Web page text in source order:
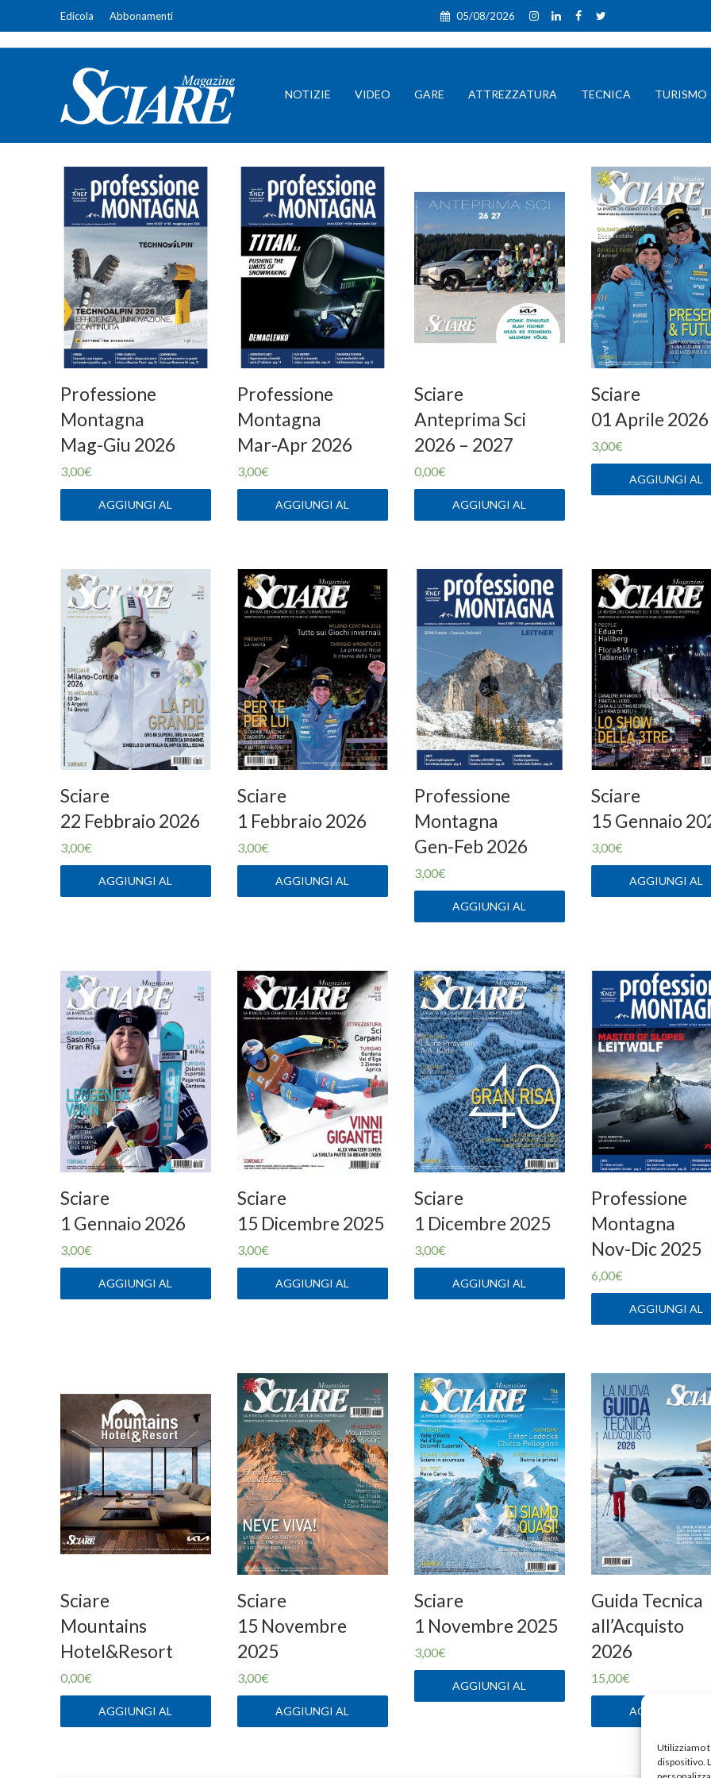
Utilizziamo
dispositivo.
Edicola Abbonamenti 05/08/2026
NOTIZIE VIDEO GARE ATTREZZATURA TECNICA TURISMO
Professione
Montagna
Mag-Giu 2026
3,00€
AGGIUNGI AL
Professione
Montagna
Mar-Apr 2026
3,00€
AGGIUNGI AL
Sciare
Anteprima Sci
2026 – 2027
0,00€
AGGIUNGI AL
Sciare
01 Aprile 2026
3,00€
AGGIUNGI AL
Sciare
22 Febbraio 2026
3,00€
AGGIUNGI AL
Sciare
1 Febbraio 2026
3,00€
AGGIUNGI AL
Professione
Montagna
Gen-Feb 2026
3,00€
AGGIUNGI AL
Sciare
15 Gennaio
3,00€
AGGIUNGI AL
Sciare
1 Gennaio 2026
3,00€
AGGIUNGI AL
Sciare
15 Dicembre 2025
3,00€
AGGIUNGI AL
Sciare
1 Dicembre 2025
3,00€
AGGIUNGI AL
Professione
Montagna
Nov-Dic 2025
6,00€
AGGIUNGI AL
Sciare
Mountains
Hotel&Resort
0,00€
AGGIUNGI AL
Sciare
15 Novembre
2025
3,00€
AGGIUNGI AL
Sciare
1 Novembre 2025
3,00€
AGGIUNGI AL
Guida Tecnica
all’Acquisto
2026
15,00€
AGGIUNGI AL